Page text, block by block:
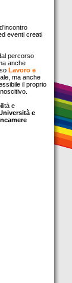
eventi creati
percorso
anche
Lavoro e
ma anche
il proprio
e
e